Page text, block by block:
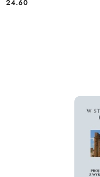
Cena:
24.60